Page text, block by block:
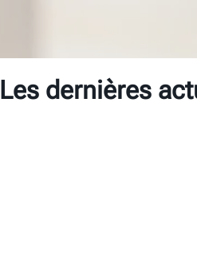
Les dernières